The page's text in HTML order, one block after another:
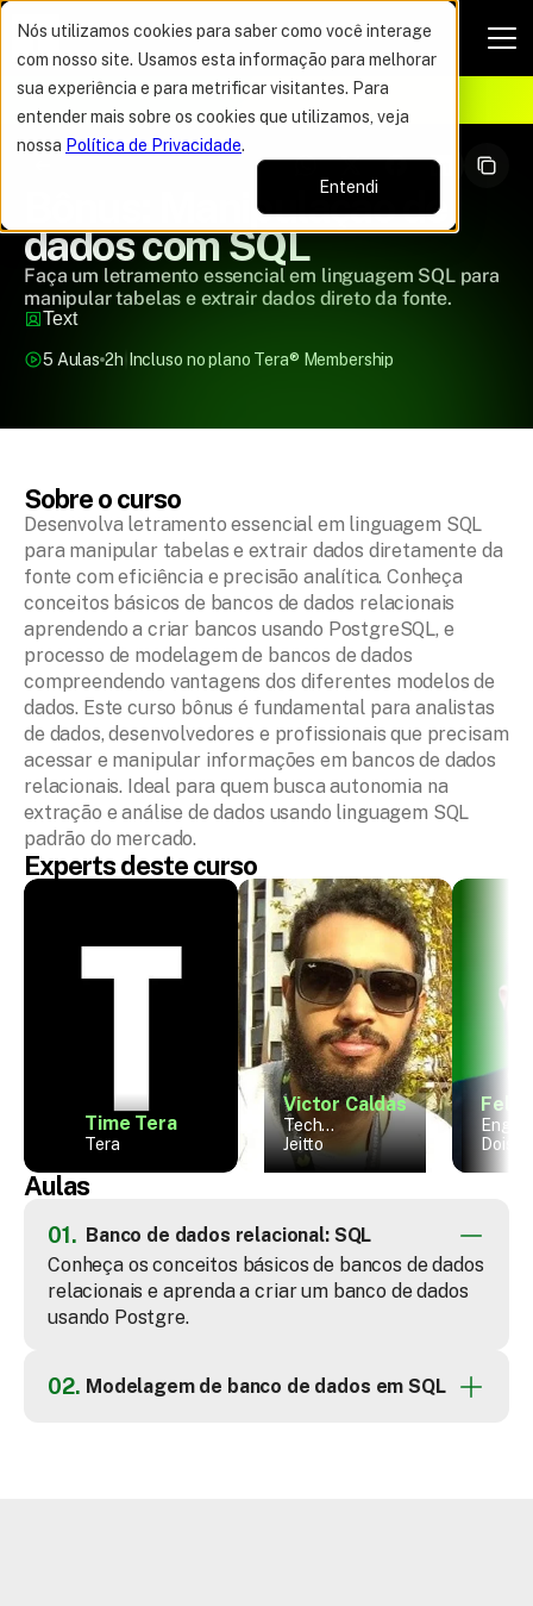
Nós utilizamos cookies para saber como você interage
com nosso site. Usamos esta informação para melhorar
sua experiência e para metrificar visitantes. Para
entender mais sobre os cookies que utilizamos, veja
nossa Política de Privacidade.
Entendi
OFERTA DO ANO VAGAS POR TEMPO LIMITADO
Bônus: Manipulação de
dados com SQL
Faça um letramento essencial em linguagem SQL para
manipular tabelas e extrair dados direto da fonte.
Text
5 Aulas 2h Incluso no plano Tera® Membership
Sobre o curso
Desenvolva letramento essencial em linguagem SQL
para manipular tabelas e extrair dados diretamente da
fonte com eficiência e precisão analítica. Conheça
conceitos básicos de bancos de dados relacionais
aprendendo a criar bancos usando PostgreSQL, e
processo de modelagem de bancos de dados
compreendendo vantagens dos diferentes modelos de
dados. Este curso bônus é fundamental para analistas
de dados, desenvolvedores e profissionais que precisam
acessar e manipular informações em bancos de dados
relacionais. Ideal para quem busca autonomia na
extração e análise de dados usando linguagem SQL
padrão do mercado.
Experts deste curso
Time Tera
Tera
Victor Caldas
Tech
Manager
Jeitto Doist
Aulas
01. Banco de dados relacional: SQL
Conheça os conceitos básicos de bancos de dados
relacionais e aprenda a criar um banco de dados
usando Postgre.
02. Modelagem de banco de dados em SQL